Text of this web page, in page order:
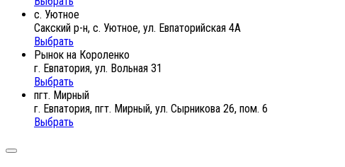
с. Уютное
Сакский р-н, с. Уютное, ул. Евпаторийская 4А
Выбрать
Рынок на Короленко
г. Евпатория, ул. Вольная 31
Выбрать
пгт. Мирный
г. Евпатория, пгт. Мирный, ул. Сырникова 26, пом. 6
Выбрать